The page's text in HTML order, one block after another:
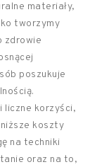
materiały,
tworzymy
zdrowie
poszukuje
liczne korzyści,
koszty
na techniki
oraz na to,